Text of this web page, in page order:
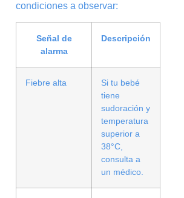
condiciones a observar:
Señal de
alarma
Descripción
Fiebre alta
Si tu bebé
tiene
sudoración y
temperatura
superior a
38°C,
consulta a
un médico.